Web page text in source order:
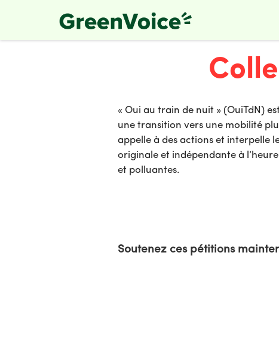
« Oui au train de nuit » (OuiTdN)
une transition vers une mobilité
appelle à des actions et interpelle
originale et indépendante à
et polluantes.
Soutenez ces pétitions